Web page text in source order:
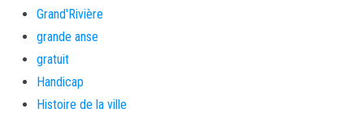
Grand'Rivière
grande anse
gratuit
Handicap
Histoire de la ville